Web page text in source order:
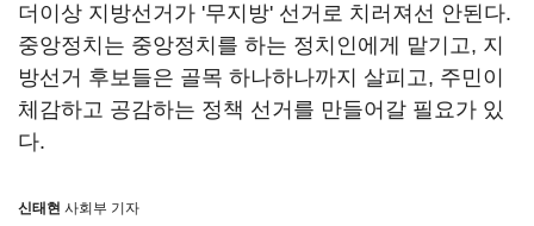
더이상 지방선거가 '무지방' 선거로 치러져선 안된다.
중앙정치는 중앙정치를 하는 정치인에게 맡기고, 지
방선거 후보들은 골목 하나하나까지 살피고, 주민이
체감하고 공감하는 정책 선거를 만들어갈 필요가 있
다.
신태현 사회부 기자